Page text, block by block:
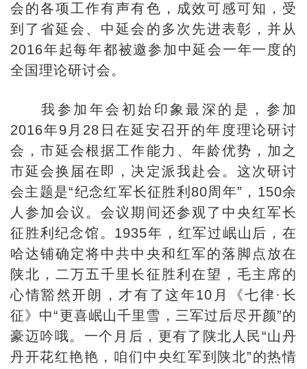
会的各项工作有声有色，成效可感可知，受
到了省延会、中延会的多次先进表彰，并从
2016年起每年都被邀参加中延会一年一度的
全国理论研讨会。
我参加年会初始印象最深的是，参加
2016年9月28日在延安召开的年度理论研讨
会，市延会根据工作能力、年龄优势，加之
市延会换届在即，决定派我赴会。这次研讨
会主题是“纪念红军长征胜利80周年”，150余
人参加会议。会议期间还参观了中央红军长
征胜利纪念馆。1935年，红军过岷山后，在
哈达铺确定将中共中央和红军的落脚点放在
陕北，二万五千里长征胜利在望，毛主席的
心情豁然开朗，才有了这年10月《七律·长
征》中“更喜岷山千里雪，三军过后尽开颜”的
豪迈吟哦。一个月后，更有了陕北人民“山丹
丹开花红艳艳，咱们中央红军到陕北”的热情